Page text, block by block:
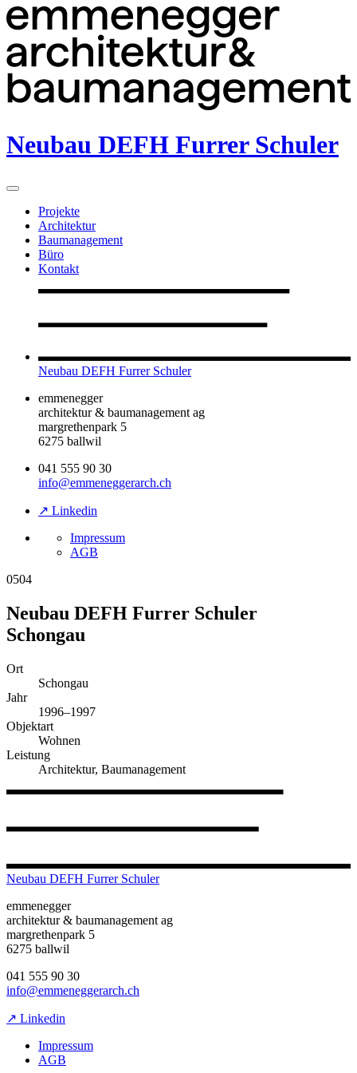
Neubau DEFH Furrer Schuler
Projekte
Architektur
Baumanagement
Büro
Kontakt
Neubau DEFH Furrer Schuler
emmenegger
architektur & baumanagement ag
margrethenpark 5
6275 ballwil
041 555 90 30
info@emmeneggerarch.ch
↗ Linkedin
Impressum
AGB
0504
Neubau DEFH Furrer Schuler
Schongau
Ort
Schongau
Jahr
1996–1997
Objektart
Wohnen
Leistung
Architektur, Baumanagement
Neubau DEFH Furrer Schuler
emmenegger
architektur & baumanagement ag
margrethenpark 5
6275 ballwil
041 555 90 30
info@emmeneggerarch.ch
↗ Linkedin
Impressum
AGB